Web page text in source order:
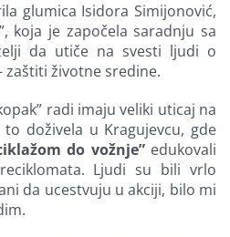
glumica Isidora Simijonović,
koja je započela saradnju sa
da utiče na svesti ljudi o
zaštiti životne sredine.
radi imaju veliki uticaj na
doživela u Kragujevcu, gde
do vožnje”edukovali
Ljudi su bili vrlo
da ucestvuju u akciji, bilo mi